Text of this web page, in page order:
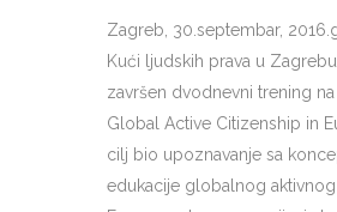
Zagreb, 30.septembar,
Kući ljudskih prava u
završen dvodnevni trening
Global Active Citizenship in
cilj bio upoznavanje sa
edukacije globalnog aktivnog